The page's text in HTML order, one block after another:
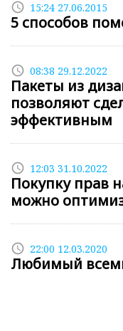
access_time 15:24 27.06.2015
5 способов
access_time 08:38 29.12.2022
Пакеты из
позволяют
эффективным
access_time 12:03 31.10.2022
Покупку прав
можно
access_time 22:00 12.03.2020
Любимый